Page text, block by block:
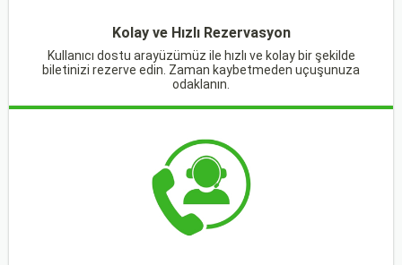
Kolay ve Hızlı Rezervasyon
Kullanıcı dostu arayüzümüz ile hızlı ve kolay bir şekilde
biletinizi rezerve edin. Zaman kaybetmeden uçuşunuza
odaklanın.